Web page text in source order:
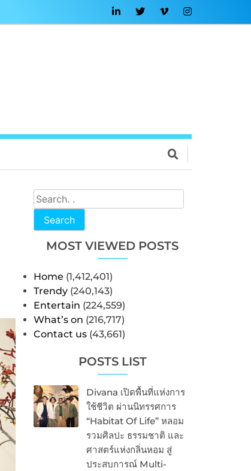
Search
MOST VIEWED POSTS
Home (1,412,401)
Trendy (240,143)
Entertain (224,559)
What’s on (216,717)
Contact us (43,661)
POSTS LIST
Divana เปิดพื้นที่แห่งการ
ใช้ชีวิต ผ่านนิทรรศการ
“Habitat Of Life” หลอม
รวมศิลปะ ธรรมชาติ และ
ศาสตร์แห่งกลิ่นหอม สู่
ประสบการณ์ Multi-